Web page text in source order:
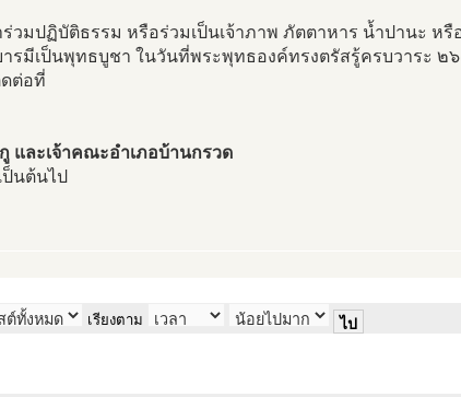
มปฏิบัติธรรม หรือร่วมเป็นเจ้าภาพ ภัตตาหาร น้ำปานะ หรื
รมีเป็นพุทธบูชา ในวันที่พระพุทธองค์ทรงตรัสรู้ครบวาระ ๒
ต่อที่
และเจ้าคณะอำเภอบ้านกรวด
ป็นต้นไป
เรียงตาม